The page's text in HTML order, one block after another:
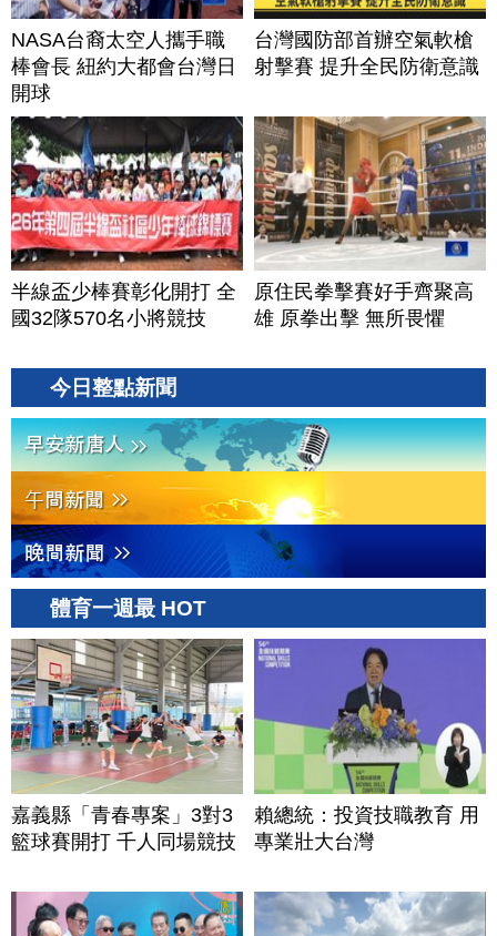
NASA台裔太空人攜手職
棒會長 紐約大都會台灣日
開球
台灣國防部首辦空氣軟槍
射擊賽 提升全民防衛意識
半線盃少棒賽彰化開打 全
國32隊570名小將競技
原住民拳擊賽好手齊聚高
雄 原拳出擊 無所畏懼
今日整點新聞
體育一週最 HOT
嘉義縣「青春專案」3對3
籃球賽開打 千人同場競技
賴總統：投資技職教育 用
專業壯大台灣